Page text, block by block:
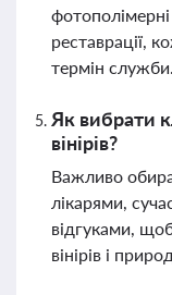
фотополімерні
реставрації,
термін служби.
Як вибрати
вінірів?
Важливо
лікарями,
відгуками,
вінірів і